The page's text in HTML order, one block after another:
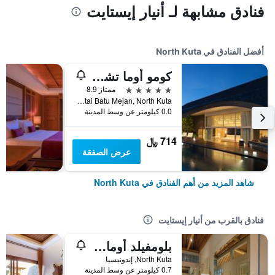
فنادق مشابهة لـ أنيار إيستايت
أفضل الفنادق في North Kuta
كومو أوما تشانجو
5 نجوم
ممتاز 8.9
Jalan Pantai Batu Mejan, North Kuta, إندونيسيا
0.0 كيلومتر عن وسط المدينة
714 ﷼
عرض الصفقة
شاهد المزيد من أهم الفنادق في North Kuta
فنادق بالقرب من أنيار إيستايت
بلومفيلد أومالاس
North Kuta, إندونيسيا
0.7 كيلومتر عن وسط المدينة